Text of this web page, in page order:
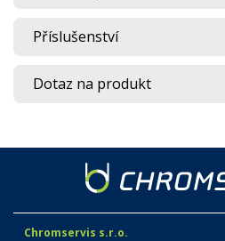
Příslušenství
Dotaz na produkt
Chromservis s.r.o.